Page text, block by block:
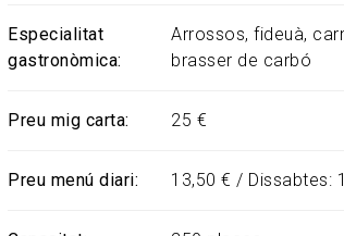
Especialitat
gastronòmica
Arrossos, fideuà,
brasser de carbó
Preu mig carta 25 €
Preu menú diari 13,50 € / Dissabtes: